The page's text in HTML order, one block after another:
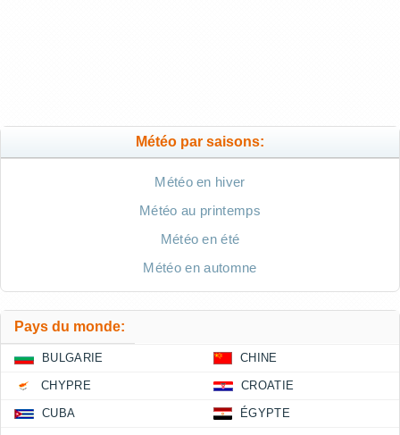
Météo par saisons:
Météo en hiver
Météo au printemps
Météo en été
Météo en automne
Pays du monde:
BULGARIE CHINE
CHYPRE CROATIE
CUBA ÉGYPTE